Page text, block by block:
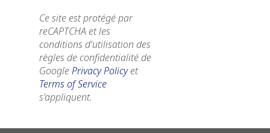
Ce site est protégé par
reCAPTCHA et les
conditions d'utilisation des
règles de confidentialité de
GooglePrivacy Policyet
Terms of Service
s'appliquent.